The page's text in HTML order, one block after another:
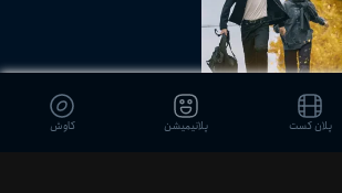
پلان کست پلانیمیشن کاوش